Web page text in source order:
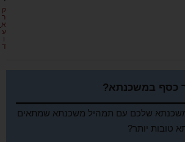
כסף במשכנתא?
שלכם עם תמהיל משכנתא שמתאים
טובות יותר?